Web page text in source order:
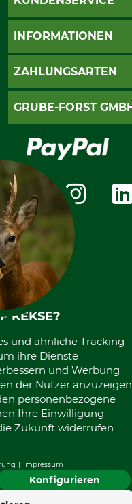
Katalogbestellung
INFORMATIONEN
AGB
Widerrufsformular
Datenschutz
Zahlungsarten
ZAHLUNGSARTEN
PayPal
Rechnung
Vorkasse
GRUBE-FORST GMBH
Karriere
Über uns
Messetermine
Community
International
*Alle Preise in
KEKSE?
und ähnliche Tracking-
ihre Dienste
und Werbung
der Nutzer
personenbezogene
Ihre Einwilligung
Zukunft widerrufen
Impressum
Konfigurieren